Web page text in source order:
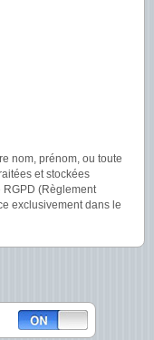
nom, prénom, ou toute
et stockées
(Règlement
exclusivement dans le